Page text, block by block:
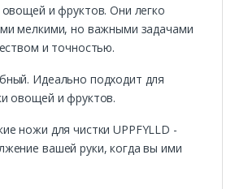
овощей и фруктов. Они легко
мелкими, но важными задачами
и точностью.
Идеально подходит для
овощей и фруктов.
ножи для чистки UPPFYLLD -
вашей руки, когда вы ими